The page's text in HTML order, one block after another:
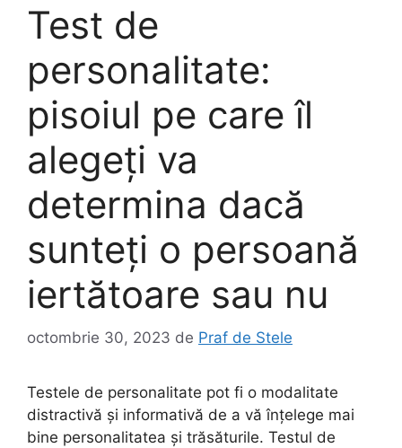
Test de
personalitate:
pisoiul pe care îl
alegeți va
determina dacă
sunteți o persoană
iertătoare sau nu
octombrie 30, 2023 de Praf de Stele
Testele de personalitate pot fi o modalitate
distractivă și informativă de a vă înțelege mai
bine personalitatea și trăsăturile. Testul de